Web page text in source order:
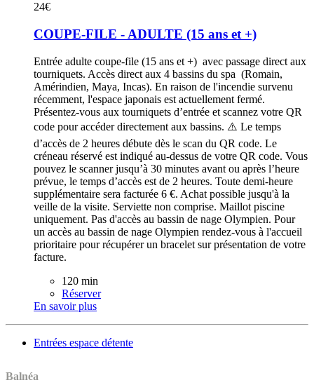
24€
COUPE-FILE - ADULTE (15 ans et +)
Entrée adulte coupe-file (15 ans et +) avec passage direct aux
tourniquets. Accès direct aux 4 bassins du spa (Romain,
Amérindien, Maya, Incas). En raison de l'incendie survenu
récemment, l'espace japonais est actuellement fermé.
Présentez-vous aux tourniquets d’entrée et scannez votre QR
code pour accéder directement aux bassins. ⚠️ Le temps
d’accès de 2 heures débute dès le scan du QR code. Le
créneau réservé est indiqué au-dessus de votre QR code. Vous
pouvez le scanner jusqu’à 30 minutes avant ou après l’heure
prévue, le temps d’accès est de 2 heures. Toute demi-heure
supplémentaire sera facturée 6 €. Achat possible jusqu'à la
veille de la visite. Serviette non comprise. Maillot piscine
uniquement. Pas d'accès au bassin de nage Olympien. Pour
un accès au bassin de nage Olympien rendez-vous à l'accueil
prioritaire pour récupérer un bracelet sur présentation de votre
facture.
120 min
Réserver
En savoir plus
Entrées espace détente
Balnéa